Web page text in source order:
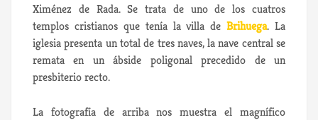
Ximénez de Rada. Se trata de uno de los cuatros
templos cristianos que tenía la villa deBrihuega. La
iglesia presenta un total de tres naves, la nave central se
remata en un ábside poligonal precedido de un
presbiterio recto.
La fotografía de arriba nos muestra el magnífico